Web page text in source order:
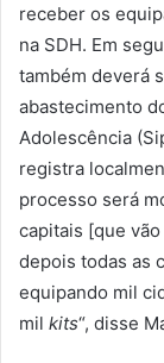
receber os
na SDH. Em
também deverá
abastecimento
Adolescência
registra
processo será
capitais [que
depois todas as
equipando mil
mil kits“, disse